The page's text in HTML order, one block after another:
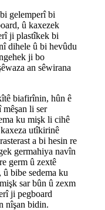
gelemperî bi
û kaxezek
ji plastîkek bi
dihele û bi hevûdu
ji bo
an sêwirana
biafirînin, hûn ê
li ser
ku mişk li cihê
utîkirinê
a bi hesin re
germahiya navîn
germ û zextê
bibe sedema ku
sar bûn û zexm
ji pegboard
nîşan bidin.